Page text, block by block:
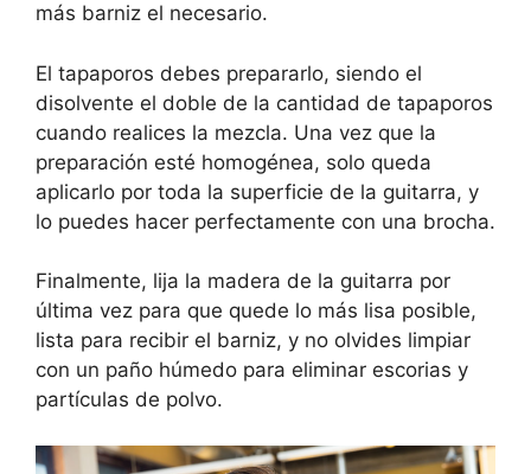
más barniz el necesario.
El tapaporos debes prepararlo, siendo el
disolvente el doble de la cantidad de tapaporos
cuando realices la mezcla. Una vez que la
preparación esté homogénea, solo queda
aplicarlo por toda la superficie de la guitarra, y
lo puedes hacer perfectamente con una brocha.
Finalmente, lija la madera de la guitarra por
última vez para que quede lo más lisa posible,
lista para recibir el barniz, y no olvides limpiar
con un paño húmedo para eliminar escorias y
partículas de polvo.